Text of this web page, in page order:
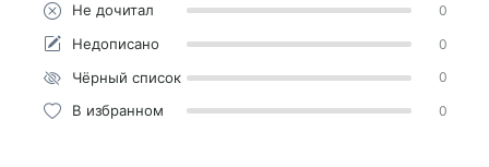
Не дочитал 0
Недописано 0
Чёрный список 0
В избранном 0